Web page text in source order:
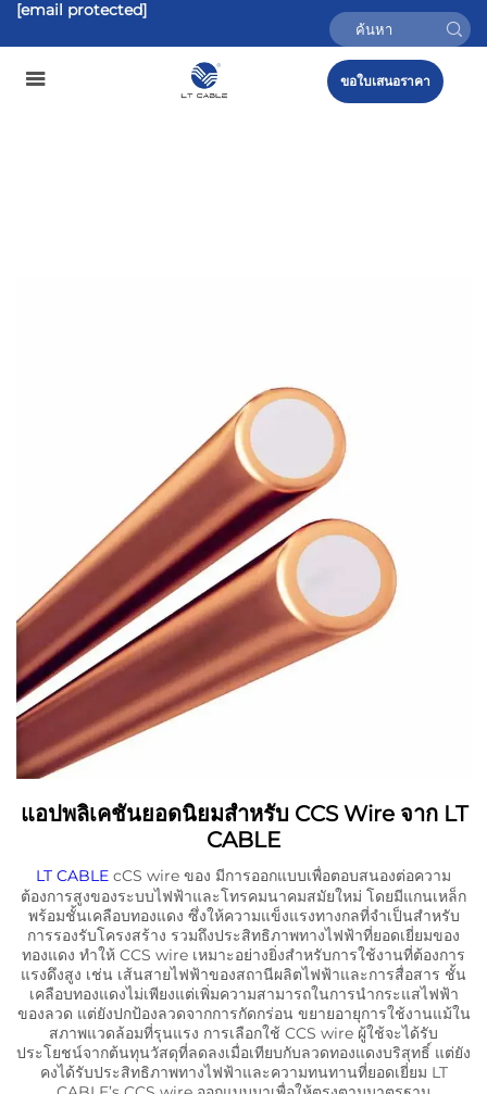
[email protected]
ขอใบเสนอราคา
แอปพลิเคชันยอดนิยมสำหรับ CCS Wire จาก LT
CABLE
LT CABLE cCS wire ของ มีการออกแบบเพื่อตอบสนองต่อความ
ต้องการสูงของระบบไฟฟ้าและโทรคมนาคมสมัยใหม่ โดยมีแกนเหล็ก
พร้อมชั้นเคลือบทองแดง ซึ่งให้ความแข็งแรงทางกลที่จำเป็นสำหรับ
การรองรับโครงสร้าง รวมถึงประสิทธิภาพทางไฟฟ้าที่ยอดเยี่ยมของ
ทองแดง ทำให้ CCS wire เหมาะอย่างยิ่งสำหรับการใช้งานที่ต้องการ
แรงดึงสูง เช่น เส้นสายไฟฟ้าของสถานีผลิตไฟฟ้าและการสื่อสาร ชั้น
เคลือบทองแดงไม่เพียงแต่เพิ่มความสามารถในการนำกระแสไฟฟ้า
ของลวด แต่ยังปกป้องลวดจากการกัดกร่อน ขยายอายุการใช้งานแม้ใน
สภาพแวดล้อมที่รุนแรง การเลือกใช้ CCS wire ผู้ใช้จะได้รับ
ประโยชน์จากต้นทุนวัสดุที่ลดลงเมื่อเทียบกับลวดทองแดงบริสุทธิ์ แต่ยัง
คงได้รับประสิทธิภาพทางไฟฟ้าและความทนทานที่ยอดเยี่ยม LT